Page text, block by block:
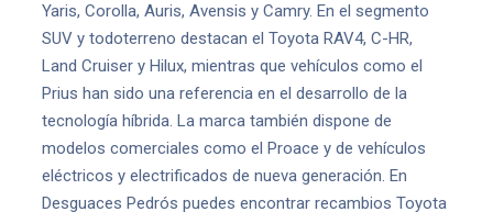
Yaris, Corolla, Auris, Avensis y Camry. En el segmento
SUV y todoterreno destacan el Toyota RAV4, C-HR,
Land Cruiser y Hilux, mientras que vehículos como el
Prius han sido una referencia en el desarrollo de la
tecnología híbrida. La marca también dispone de
modelos comerciales como el Proace y de vehículos
eléctricos y electrificados de nueva generación. En
Desguaces Pedrós puedes encontrar recambios Toyota